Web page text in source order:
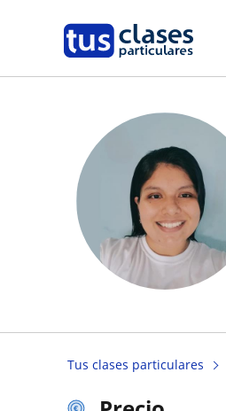
Tus clases particulares